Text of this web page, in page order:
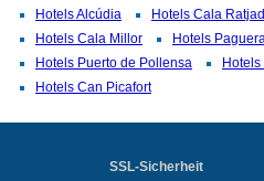
Hotels Alcúdia Hotels Cala
Hotels Cala Millor
Hotels
Hotels Puerto de Pollensa
Hotels
Hotels Can Picafort
SSL-Sicherheit